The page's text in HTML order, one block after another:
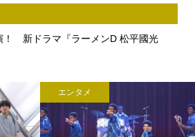
！ 新ドラマ『ラーメンD 松平國光
エンタメ